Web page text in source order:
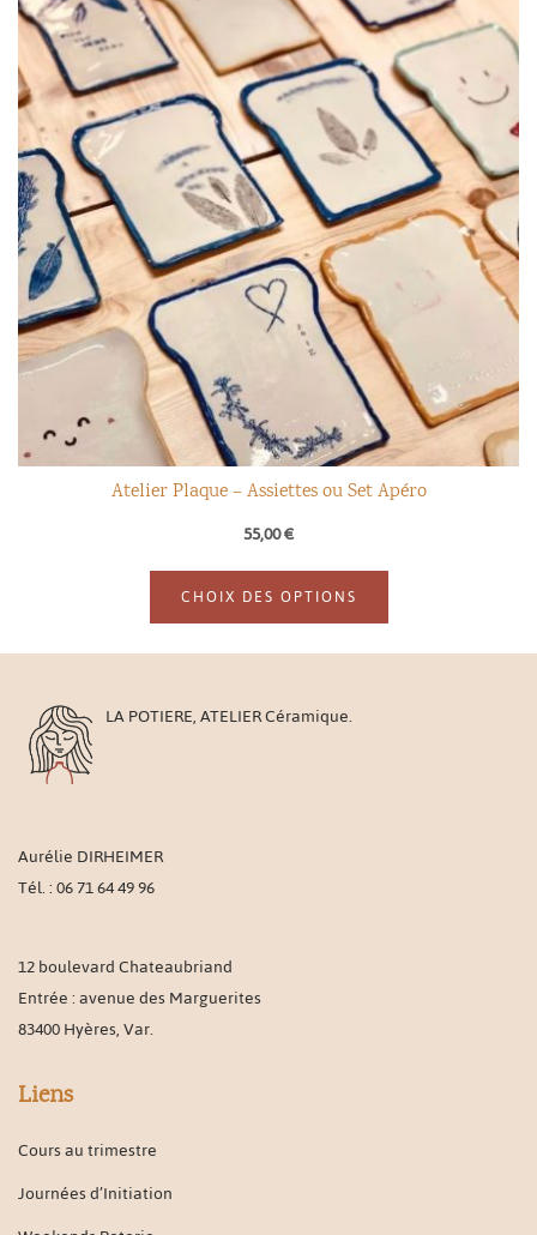
QUICK VIEW
Atelier Plaque – Assiettes ou Set Apéro
55,00€
CHOIX DES OPTIONS
plusieurs
LA POTIERE, ATELIER Céramique.
Aurélie DIRHEIMER
Tél. : 06 71 64 49 96
12 boulevard Chateaubriand
Entrée : avenue des Marguerites
83400 Hyères, Var.
Liens
Cours au trimestre
Journées d’Initiation